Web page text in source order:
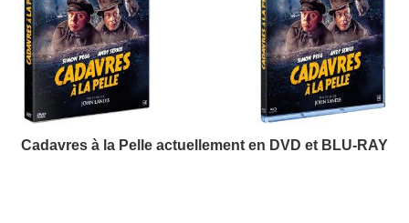
Cadavres à la Pelle actuellement en DVD et BLU-RAY